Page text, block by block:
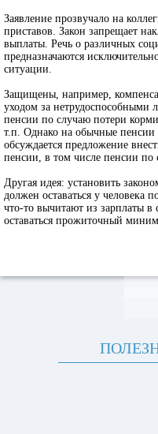
Заявление прозвучало на
приставов. Закон запрещает
выплаты. Речь о различных
предназначаются
ситуации.
Защищены, например,
уходом за нетрудоспособными
пенсии по случаю потери
т.п. Однако на обычные пенсии
обсуждается предложение
пенсии, в том числе пенсии по
Другая идея: установить
должен оставаться у человека
что-то вычитают из зарплаты в
оставаться прожиточный